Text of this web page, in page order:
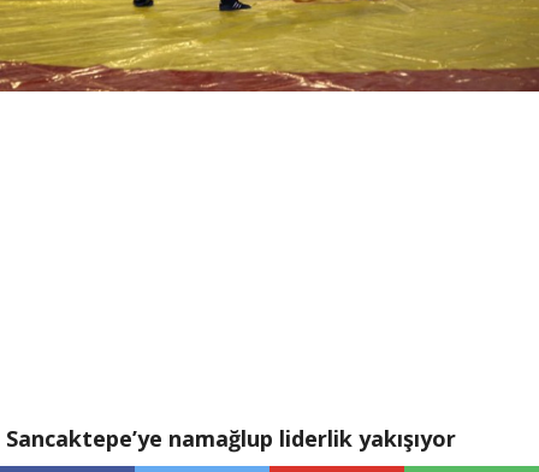
Sancaktepe’ye namağlup liderlik yakışıyor